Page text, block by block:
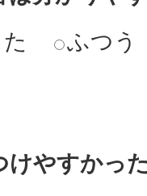
ふつう
けやすかっ